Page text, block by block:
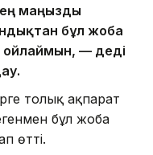
маңызды
бұл жоба
— деді
толық ақпарат
бұл жоба
өтті.